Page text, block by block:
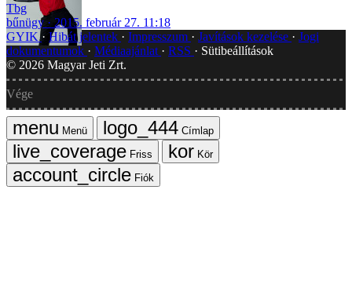
Tbg
bűnügy
2015. február 27. 11:18
GYIK Hibát jelentek Impresszum Javítások kezelése
Jogi
dokumentumok
Médiaajánlat RSS
Sütibeállítások
© 2026 Magyar Jeti Zrt.
Vége
Menü
Címlap
Friss
Kör
Fiók